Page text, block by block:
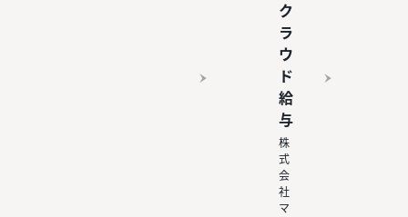
ク
ラ
ウ
ド
給
与
株
式
会
社
マ